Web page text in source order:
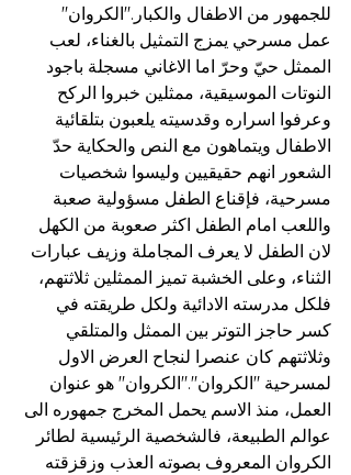
للجمهور من الاطفال والكبار."الكروان"
عمل مسرحي يمزج التمثيل بالغناء، لعب
الممثل حيّ وحرّ اما الاغاني مسجلة باجود
النوتات الموسيقية، ممثلين خبروا الركح
وعرفوا اسراره وقدسيته يلعبون بتلقائية
الاطفال ويتماهون مع النص والحكاية حدّ
الشعور انهم حقيقيين وليسوا شخصيات
مسرحية، فإقناع الطفل مسؤولية صعبة
واللعب امام الطفل اكثر صعوبة من الكهل
لان الطفل لا يعرف المجاملة وزيف عبارات
الثناء، وعلى الخشبة تميز الممثلين ثلاثتهم،
فلكل مدرسته الادائية ولكل طريقته في
كسر حاجز التوتر بين الممثل والمتلقي
وثلاثتهم كان عنصرا لنجاح العرض الاول
لمسرحية "الكروان"."الكروان" هو عنوان
العمل، منذ الاسم يحمل المخرج جمهوره الى
عوالم الطبيعة، فالشخصية الرئيسية لطائر
الكروان المعروف بصوته العذب وزقزقته